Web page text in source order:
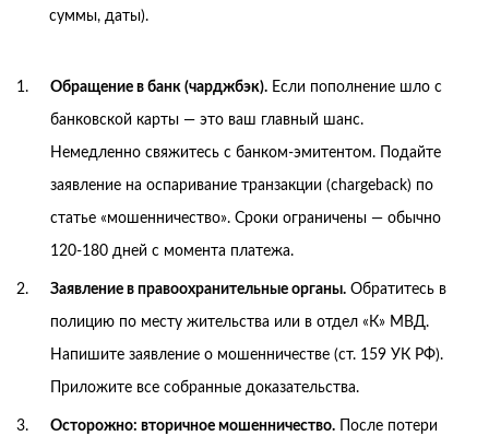
суммы, даты).
Обращение в банк (чарджбэк). Если пополнение шло с
банковской карты — это ваш главный шанс.
Немедленно свяжитесь с банком-эмитентом. Подайте
заявление на оспаривание транзакции (chargeback) по
статье «мошенничество». Сроки ограничены — обычно
120-180 дней с момента платежа.
Заявление в правоохранительные органы. Обратитесь в
полицию по месту жительства или в отдел «К» МВД.
Напишите заявление о мошенничестве (ст. 159 УК РФ).
Приложите все собранные доказательства.
Осторожно: вторичное мошенничество. После потери